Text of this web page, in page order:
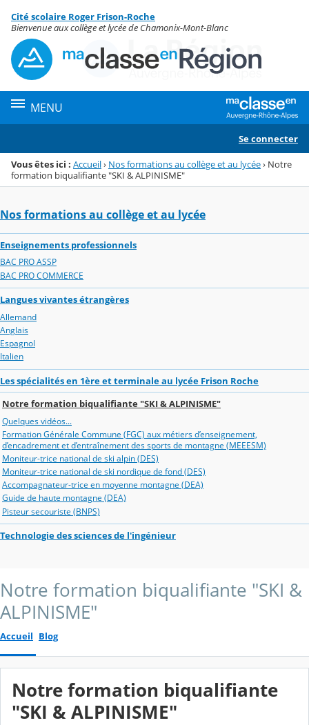
Menu de la rubrique
Contenu
Cité scolaire Roger Frison-Roche
Bienvenue aux collège et lycée de Chamonix-Mont-Blanc
MENU
Se connecter
Vous êtes ici : Accueil› Nos formations au collège et au lycée› Notre
formation biqualifiante "SKI & ALPINISME"
Nos formations au collège et au lycée
Enseignements professionnels
BAC PRO ASSP
BAC PRO COMMERCE
Langues vivantes étrangères
Allemand
Anglais
Espagnol
Italien
Les spécialités en 1ère et terminale au lycée Frison Roche
Notre formation biqualifiante "SKI & ALPINISME"
Quelques vidéos...
Formation Générale Commune (FGC) aux métiers d’enseignement,
d’encadrement et d’entraînement des sports de montagne (MEEESM)
Moniteur-trice national de ski alpin (DES)
Moniteur-trice national de ski nordique de fond (DES)
Accompagnateur-trice en moyenne montagne (DEA)
Guide de haute montagne (DEA)
Pisteur secouriste (BNPS)
Technologie des sciences de l'ingénieur
Notre formation biqualifiante "SKI &
ALPINISME"
Accueil Blog
Notre formation biqualifiante
"SKI & ALPINISME"